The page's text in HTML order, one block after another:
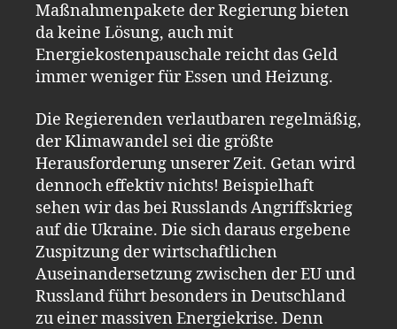
Maßnahmenpakete der Regierung bieten
da keine Lösung, auch mit
Energiekostenpauschale reicht das Geld
immer weniger für Essen und Heizung.
Die Regierenden verlautbaren regelmäßig,
der Klimawandel sei die größte
Herausforderung unserer Zeit. Getan wird
dennoch effektiv nichts! Beispielhaft
sehen wir das bei Russlands Angriffskrieg
auf die Ukraine. Die sich daraus ergebene
Zuspitzung der wirtschaftlichen
Auseinandersetzung zwischen der EU und
Russland führt besonders in Deutschland
zu einer massiven Energiekrise. Denn